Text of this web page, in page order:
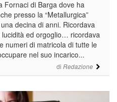
di Redazione
Fornaci di Barga dove ha
presso la “Metallurgica”
decina di anni. Ricordava
ed orgoglio… ricordava
numeri di matricola di tutte le
nel suo incarico...